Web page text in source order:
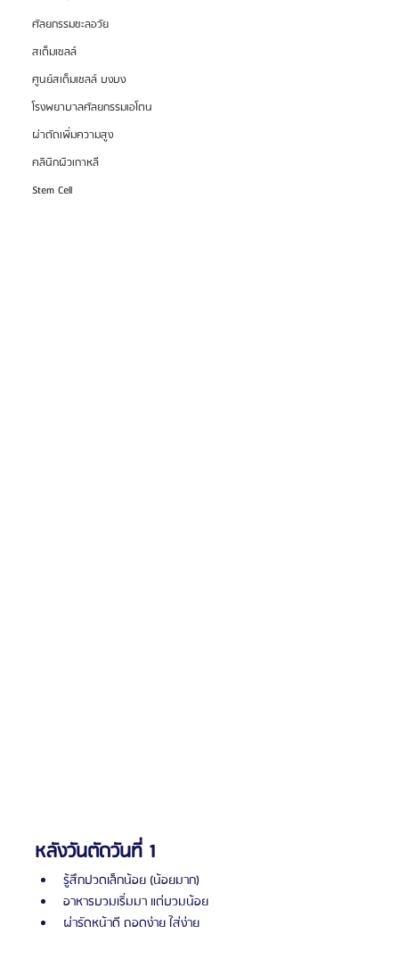
ศัลยกรรมชะลอวัย
สเต็มเซลล์
ศูนย์สเต็มเซลล์ บงบง
โรงพยาบาลศัลยกรรมเอโตน
ผ่าตัดเพิ่มความสูง
คลินิกผิวเกาหลี
Stem Cell
หลังวันตัดวันที่ 1
รู้สึกปวดเล็กน้อย (น้อยมาก)
อาหารบวมเริ่มมา แต่บวมน้อย
ผ่ารัดหน้าดี ถอดง่าย ใส่ง่าย